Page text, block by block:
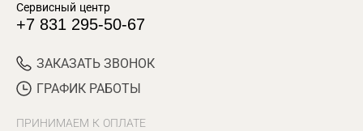
Сервисный центр
+7 831 295-50-67
ЗАКАЗАТЬ ЗВОНОК
ГРАФИК РАБОТЫ
ПРИНИМАЕМ К ОПЛАТЕ